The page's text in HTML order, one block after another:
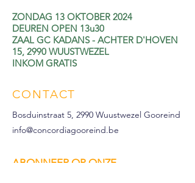
ZONDAG 13 OKTOBER 2024
DEUREN OPEN 13u30
ZAAL GC KADANS - ACHTER D'HOVEN
15, 2990 WUUSTWEZEL
INKOM GRATIS
CONTACT
Bosduinstraat 5, 2990 Wuustwezel Gooreind
info@concordiagooreind.be
ABONNEER OP ONZE